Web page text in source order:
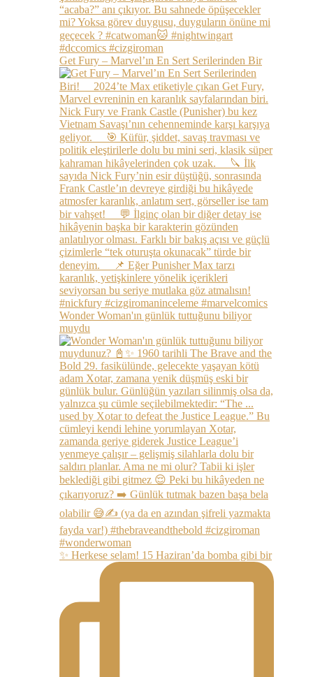
Get Fury – Marvel’ın En Sert Serilerinden Bir
Wonder Woman'ın günlük tuttuğunu biliyor
muydu
✨ Herkese selam! 15 Haziran’da bomba gibi bir